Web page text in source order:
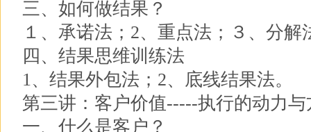
三、如何做结果？
１、承诺法；2、重点法；３、分解
四、结果思维训练法
1、结果外包法；2、底线结果法。
第三讲：客户价值-----执行的动力与
一、什么是客户？